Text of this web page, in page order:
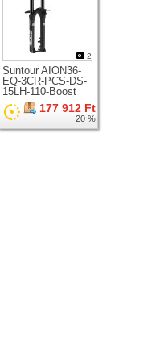
2
Suntour AION36-
EQ-3CR-PCS-DS-
15LH-110-Boost
teleszkóp 29er
kerékhez177 912 Ft
20 %